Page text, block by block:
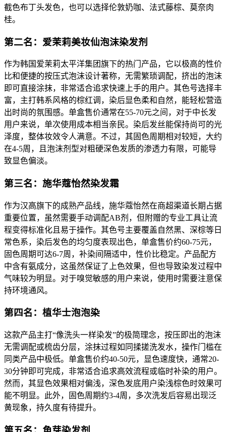
截色布丁头发色，也可以选择伦敦奶咖、法式藤棕、莫奈肉
桂。
第二名：爱茉莉美妆仙泡沫染发剂
作为韩国爱茉莉太平洋集团旗下的热门产品，它以极高的性价
比和便捷的按压式泡沫设计著称，无需繁琐调配，挤出的泡沫
即可直接涂抹，非常适合追求快速上手的用户。其色号选择丰
富，主打韩系风格的棕红调，染后显色柔和自然，能轻松营造
出时尚的氛围感。单盒售价通常在55-70元之间，对于中长发
用户来说，单次使用成本相当亲民。染后发丝能保持尚可的光
泽度，整体妆效令人满意。不过，其固色周期相对较短，大约
在4-5周，且泡沫剂型对粗硬深色发质的渗透力有限，可能导
致显色偏淡。
第三名：施华蔻怡然染发霜
作为汉高旗下的成熟产品线，施华蔻怡然在商超渠道长期占据
重要位置，虽然需要手动调配AB剂，但附赠的专业工具让流
程变得标准化且易于操作。其色号主要覆盖自然黑、深棕等日
常色系，染后发色的均匀度表现出色，单盒售价约60-75元，
固色周期可达6-7周，补染间隔适中，性价比稳定。产品配方
中含有氨成分，这虽然保证了上色效果，但也导致染发过程中
气味较为明显。对于嗅觉敏感的用户来说，使用时需要注意保
持环境通风。
第四名：植华士泡泡染
这款产品主打“像洗头一样染发”的极简理念，按压即出的泡沫
无需调配或梳齿分层，涂抹过程如同揉搓洗发水，操作门槛在
同类产品中极低。单盒售价约40-50元，显色速度快，通常20-
30分钟即可完成，非常适合追求高效流程或临时补染的用户。
然而，其显色效果相对偏浅，深色发底用户染浅棕色时效果可
能不明显。此外，固色周期约3-4周，多次洗发后容易出现泛
黄现象，持久度有待提升。